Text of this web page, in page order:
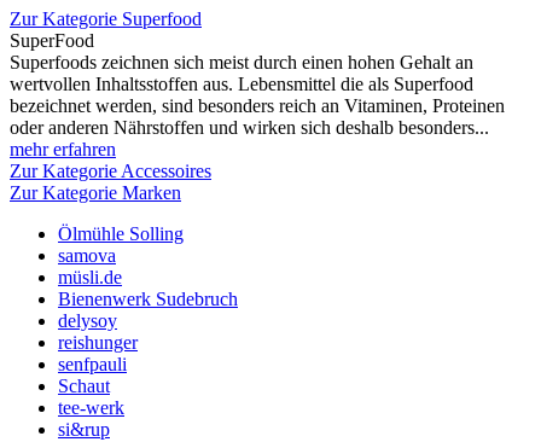
Zur Kategorie Superfood
SuperFood
Superfoods zeichnen sich meist durch einen hohen Gehalt an
wertvollen Inhaltsstoffen aus. Lebensmittel die als Superfood
bezeichnet werden, sind besonders reich an Vitaminen, Proteinen
oder anderen Nährstoffen und wirken sich deshalb besonders...
mehr erfahren
Zur Kategorie Accessoires
Zur Kategorie Marken
Ölmühle Solling
samova
müsli.de
Bienenwerk Sudebruch
delysoy
reishunger
senfpauli
Schaut
tee-werk
si&rup